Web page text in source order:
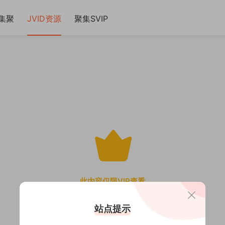
聚 JVID资源 聚集SVIP
此内容仅限VIP查看
站点提示